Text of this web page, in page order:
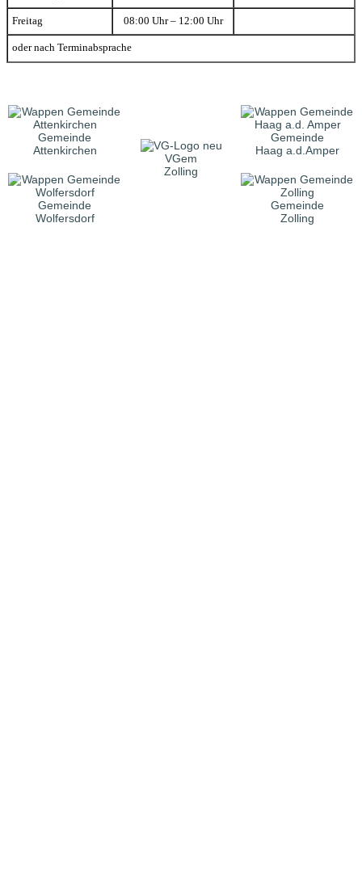
Freitag 08:00 Uhr – 12:00 Uhr
oder nach Terminabsprache
Gemeinde
Attenkirchen
VGem
Zolling
Gemeinde
Haag a.d.Amper
Gemeinde
Wolfersdorf
Gemeinde
Zolling